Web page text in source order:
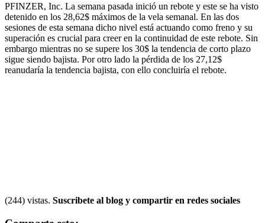
PFINZER, Inc. La semana pasada inició un rebote y este se ha visto
detenido en los 28,62$ máximos de la vela semanal. En las dos
sesiones de esta semana dicho nivel está actuando como freno y su
superación es crucial para creer en la continuidad de este rebote. Sin
embargo mientras no se supere los 30$ la tendencia de corto plazo
sigue siendo bajista. Por otro lado la pérdida de los 27,12$
reanudaría la tendencia bajista, con ello concluiría el rebote.
(244) vistas. Suscribete al blog y compartir en redes sociales